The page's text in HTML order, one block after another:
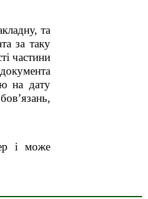
та
за таку
частини
на дату
і може